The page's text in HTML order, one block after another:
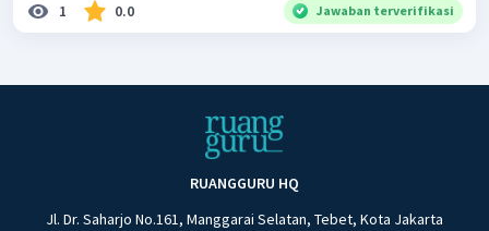
1 0.0 Jawaban terverifikasi
RUANGGURU HQ
Jl. Dr. Saharjo No.161, Manggarai Selatan, Tebet, Kota Jakarta